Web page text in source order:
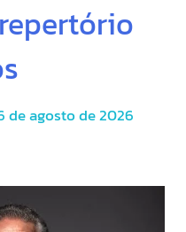
de agosto de 2026